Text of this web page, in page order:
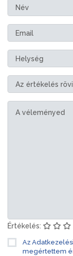
Értékelés:
Az
megértettem